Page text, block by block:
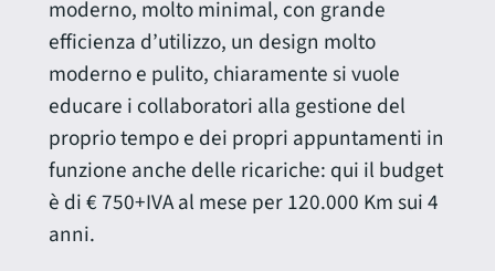
moderno, molto minimal, con grande
efficienza d’utilizzo, un design molto
moderno e pulito, chiaramente si vuole
educare i collaboratori alla gestione del
proprio tempo e dei propri appuntamenti in
funzione anche delle ricariche: qui il budget
è di € 750+IVA al mese per 120.000 Km sui 4
anni.